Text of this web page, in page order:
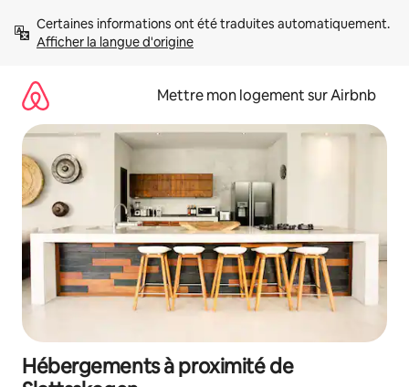
directement
Afficher la langue d'origine
Mettre mon logement sur Airbnb
Hébergements à proximité de